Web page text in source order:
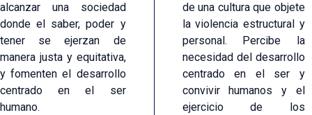
alcanzar una sociedad
donde el saber, poder y
tener se ejerzan de
manera justa y equitativa,
y fomenten el desarrollo
centrado en el ser
humano.
de una cultura que objete
la violencia estructural y
personal. Percibe la
necesidad del desarrollo
centrado en el ser y
convivir humanos y el
ejercicio de los